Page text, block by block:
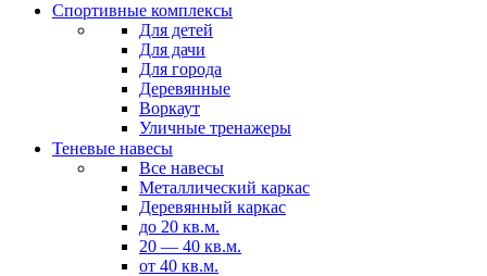
Спортивные комплексы
Для детей
Для дачи
Для города
Деревянные
Воркаут
Уличные тренажеры
Теневые навесы
Все навесы
Металлический каркас
Деревянный каркас
до 20 кв.м.
20 — 40 кв.м.
от 40 кв.м.